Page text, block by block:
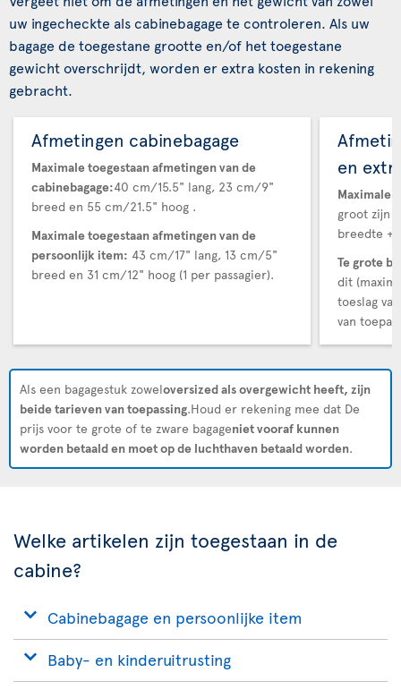
uw ingecheckte als cabinebagage te controleren. Als uw
bagage de toegestane grootte en/of het toegestane
gewicht overschrijdt, worden er extra kosten in rekening
gebracht.
Afmetingen cabinebagage
Maximale toegestaan afmetingen van de
cabinebagage:40 cm/15.5" lang, 23 cm/9"
breed en 55 cm/21.5" hoog .
Maximale toegestaan afmetingen van de
persoonlijk item: 43 cm/17" lang, 13 cm/5"
breed en 31 cm/12" hoog (1 per passagier).
en
Maximale
groot zijn
breedte +
Te grote
dit
toeslag
van
Als een bagagestuk zoweloversized als overgewicht heeft, zijn
beide tarieven van toepassing.Houd er rekening mee dat De
prijs voor te grote of te zware bagageniet vooraf kunnen
worden betaald en moet op de luchthaven betaald worden.
Welke artikelen zijn toegestaan in de
cabine?
Cabinebagage en persoonlijke item
Baby- en kinderuitrusting